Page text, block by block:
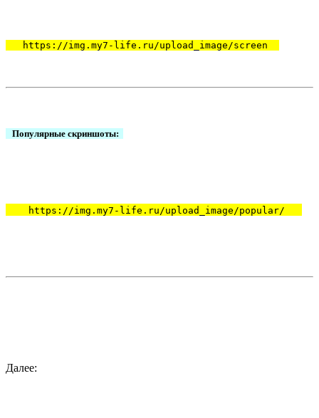
https://img.my7-life.ru/upload_image/screen
Популярные скриншоты:
https://img.my7-life.ru/upload_image/popular/
Далее: